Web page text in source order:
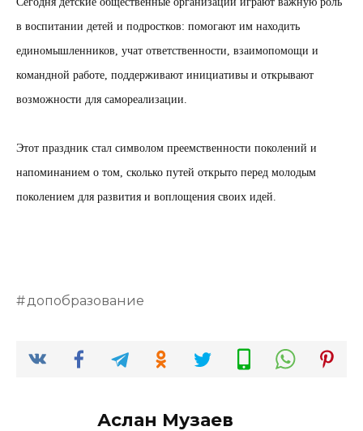
в воспитании детей и подростков: помогают им находить
единомышленников, учат ответственности, взаимопомощи и
командной работе, поддерживают инициативы и открывают
возможности для самореализации.
Этот праздник стал символом преемственности поколений и
напоминанием о том, сколько путей открыто перед молодым
поколением для развития и воплощения своих идей.
допобразование
Аслан Музаев